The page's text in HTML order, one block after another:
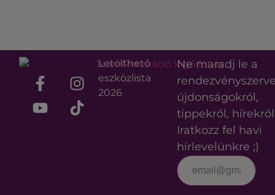
Letölthető
eszközlista
2026
Ne maradj le a
újdonságokról,
tippekről,
Iratkozz fel havi
hírlevelünkre ;)